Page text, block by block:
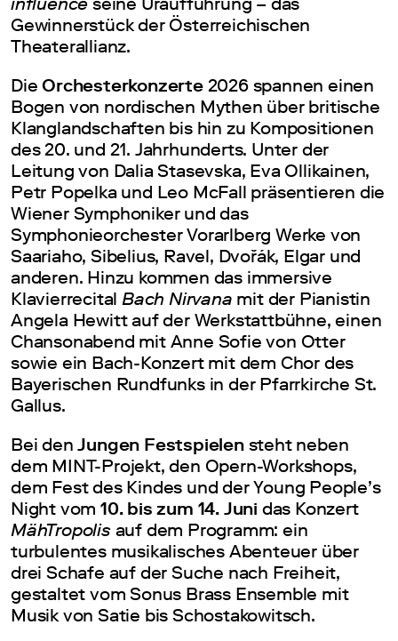
Gewinnerstück der Österreichischen
Theaterallianz.
DieOrchesterkonzerte2026 spannen einen
Bogen von nordischen Mythen über britische
Klanglandschaften bis hin zu Kompositionen
des 20. und 21. Jahrhunderts. Unter der
Leitung von Dalia Stasevska, Eva Ollikainen,
Petr Popelka und Leo McFall präsentieren die
Wiener Symphoniker und das
Symphonieorchester Vorarlberg Werke von
Saariaho, Sibelius, Ravel, Dvořák, Elgar und
anderen. Hinzu kommen das immersive
KlavierrecitalBach Nirvana mit der Pianistin
Angela Hewitt auf der Werkstattbühne, einen
Chansonabend mit Anne Sofie von Otter
sowie ein Bach-Konzert mit dem Chor des
Bayerischen Rundfunks in der Pfarrkirche St.
Gallus.
Bei denJungen Festspielensteht neben
dem MINT-Projekt, den Opern-Workshops,
dem Fest des Kindes und der Young People’s
Night vom10. bis zum 14. Juni das Konzert
MähTropolisauf dem Programm: ein
turbulentes musikalisches Abenteuer über
drei Schafe auf der Suche nach Freiheit,
gestaltet vom Sonus Brass Ensemble mit
Musik von Satie bis Schostakowitsch.